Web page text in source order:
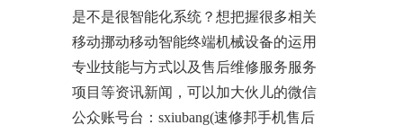
是不是很智能化系统？ 想把握很多相关
移动挪动移动智能终端机械设备的运用
专业技能与方式以及售后维修服务服务
项目等资讯新闻，可以加大伙儿的微信
公众账号台：sxiubang(速修邦手机售后